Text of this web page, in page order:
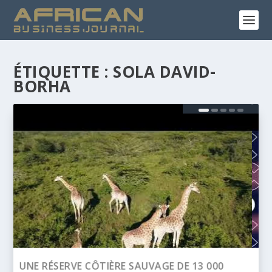
ÉTIQUETTE : SOLA DAVID-
BORHA
BANQUE AFRICAINE DE DÉVELOPPEMENT